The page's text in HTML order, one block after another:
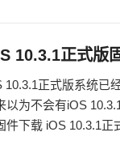
10.3.1正式版
10.3.1正式版系统已
以为不会有iOS
件下载 iOS 10.3.1正